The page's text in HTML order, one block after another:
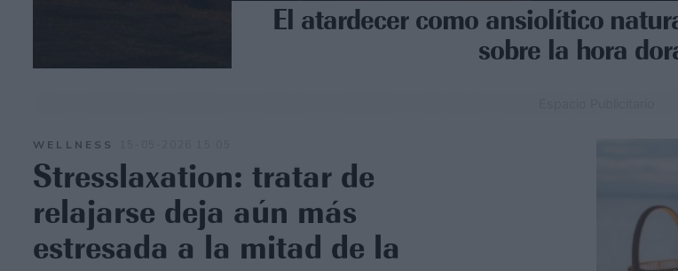
El atardecer como ansiolítico
sobre la hora
WELLNESS
Stresslaxation: tratar de
relajarse deja aún más
estresada a la mitad de la